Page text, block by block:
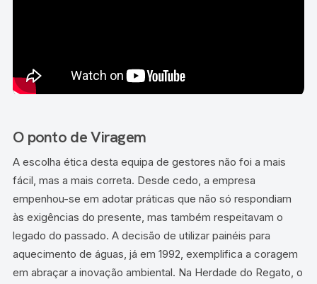
O ponto de Viragem
A escolha ética desta equipa de gestores não foi a mais
fácil, mas a mais correta. Desde cedo, a empresa
empenhou-se em adotar práticas que não só respondiam
às exigências do presente, mas também respeitavam o
legado do passado. A decisão de utilizar painéis para
aquecimento de águas, já em 1992, exemplifica a coragem
em abraçar a inovação ambiental. Na Herdade do Regato, o